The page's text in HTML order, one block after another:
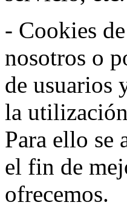
- Cookies
nosotros o
de usuarios
la
Para ello se
el fin de
ofrecemos.